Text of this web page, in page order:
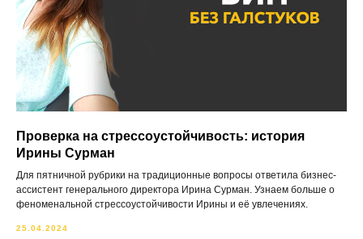
Проверка на стрессоустойчивость: история
Ирины Cypмaн
Для пятничной рубрики на традиционные вопросы ответила бизнес-
ассистент генерального директора Ирина Cypмaн. Узнаем больше о
феноменальной стрессоустойчивости Ирины и её увлечениях.
25.04.2024